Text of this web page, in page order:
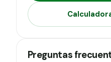
Preguntas